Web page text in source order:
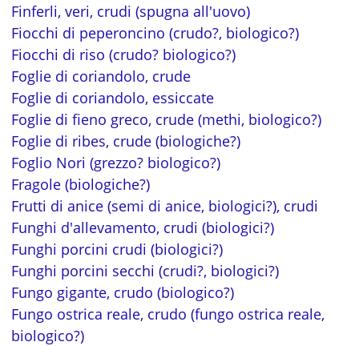
Finferli, veri, crudi (spugna all'uovo)
Fiocchi di peperoncino (crudo?, biologico?)
Fiocchi di riso (crudo? biologico?)
Foglie di coriandolo, crude
Foglie di coriandolo, essiccate
Foglie di fieno greco, crude (methi, biologico?)
Foglie di ribes, crude (biologiche?)
Foglio Nori (grezzo? biologico?)
Fragole (biologiche?)
Frutti di anice (semi di anice, biologici?), crudi
Funghi d'allevamento, crudi (biologici?)
Funghi porcini crudi (biologici?)
Funghi porcini secchi (crudi?, biologici?)
Fungo gigante, crudo (biologico?)
Fungo ostrica reale, crudo (fungo ostrica reale,
biologico?)